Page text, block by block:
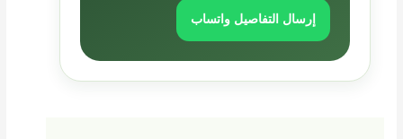
إرسال التفاصيل واتساب